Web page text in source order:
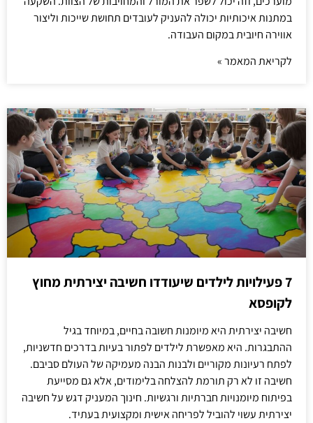
במתנות איכותיות יכולה להעניק לעובדים תחושת שייכות וליצור
אווירה חיובית במקום העבודה.
לקריאת המאמר »
7 פעילויות לילדים שיעודדו חשיבה יצירתית מחוץ
לקופסא
חשיבה יצירתית היא מיומנות חשובה בחיים, במיוחד בגיל
ההתבגרות. היא מאפשרת לילדים לפתור בעיות בדרכים חדשניות,
לפתח רעיונות מקוריים ולבנות הבנה מעמיקה של העולם סביבם.
חשיבה זו לא רק תורמת להצלחה בלימודים, אלא גם מסייעת
בפיתוח מיומנויות חברתיות ורגשיות. חינוך המעניק דגש על חשיבה
יצירתית עשוי להוביל לפריחה אישית ומקצועית בעתיד.